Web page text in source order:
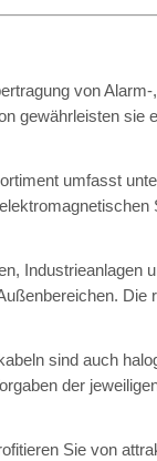
von
gewährleisten
umfasst
Industrieanlagen
sind auch
der
Sie von